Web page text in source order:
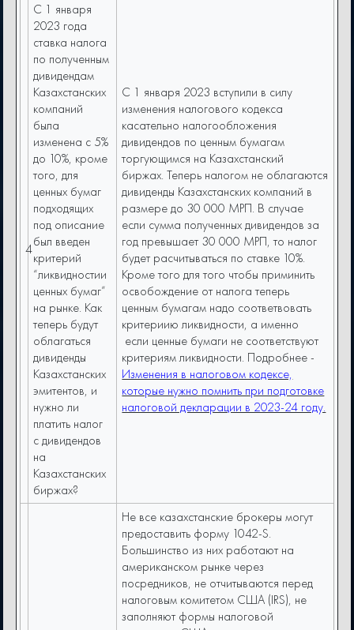
4
С 1 января
2023 года
ставка налога
по полученным
дивидендам
Казахстанских
компаний
была
изменена с 5%
до 10%, кроме
того, для
ценных бумаг
подходящих
под описание
был введен
критерий
“ликвидностии
ценных бумаг”
на рынке. Как
теперь будут
облагаться
дивиденды
Казахстанских
эмитентов, и
нужно ли
платить налог
с дивидендов
на
Казахстанских
биржах?
С 1 января 2023 вступили в силу
изменения налогового кодекса
касательно налогообложения
дивидендов по ценным бумагам
торгующимся на Казахстанский
биржах. Теперь налогом не облагаются
дивиденды Казахстанских компаний в
размере до 30 000 МРП. В случае
если сумма полученных дивидендов за
год превышает 30 000 МРП, то налог
будет расчитываться по ставке 10%.
Кроме того для того чтобы приминить
освобождение от налога теперь
ценным бумагам надо соответвовать
критериию ликвидности, а именно
если ценные бумаги не соответствуют
критериям ликвидности. Подробнее -
Изменения в налоговом кодексе,
которые нужно помнить при подготовке
налоговой декларации в 2023-24 году.
Не все казахстанские брокеры могут
предоставить форму 1042-S.
Большинство из них работают на
американском рынке через
посредников, не отчитываются перед
налоговым комитетом США (IRS), не
заполняют формы налоговой